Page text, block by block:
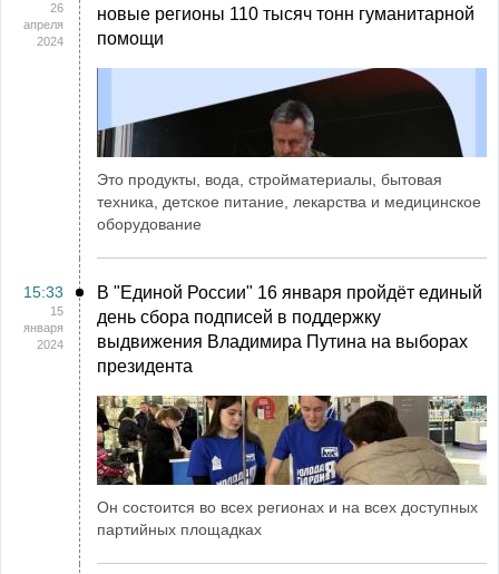
26
апреля
2024
новые регионы 110 тысяч тонн гуманитарной
помощи
Это продукты, вода, стройматериалы, бытовая
техника, детское питание, лекарства и медицинское
оборудование
15:33
15
января
2024
В "Единой России" 16 января пройдёт единый
день сбора подписей в поддержку
выдвижения Владимира Путина на выборах
президента
Он состоится во всех регионах и на всех доступных
партийных площадках